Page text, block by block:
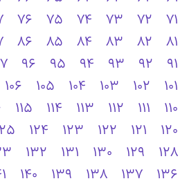
71
72
73
74
75
76
81
82
83
84
85
86
91
92
93
94
95
96
101
102
103
104
105
106
110
111
112
113
114
115
120
121
122
123
124
128
129
130
131
132
136
137
138
139
140